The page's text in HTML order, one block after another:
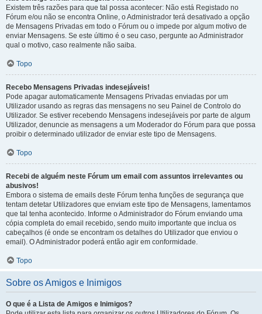
Existem três razões para que tal possa acontecer: Não está Registado no
Fórum e/ou não se encontra Online, o Administrador terá desativado a opção
de Mensagens Privadas em todo o Fórum ou o impede por algum motivo de
enviar Mensagens. Se este último é o seu caso, pergunte ao Administrador
qual o motivo, caso realmente não saiba.
Topo
Recebo Mensagens Privadas indesejáveis!
Pode apagar automaticamente Mensagens Privadas enviadas por um
Utilizador usando as regras das mensagens no seu Painel de Controlo do
Utilizador. Se estiver recebendo Mensagens indesejáveis por parte de algum
Utilizador, denuncie as mensagens a um Moderador do Fórum para que possa
proibir o determinado utilizador de enviar este tipo de Mensagens.
Topo
Recebi de alguém neste Fórum um email com assuntos irrelevantes ou
abusivos!
Embora o sistema de emails deste Fórum tenha funções de segurança que
tentam detetar Utilizadores que enviam este tipo de Mensagens, lamentamos
que tal tenha acontecido. Informe o Administrador do Fórum enviando uma
cópia completa do email recebido, sendo muito importante que inclua os
cabeçalhos (é onde se encontram os detalhes do Utilizador que enviou o
email). O Administrador poderá então agir em conformidade.
Topo
Sobre os Amigos e Inimigos
O que é a Lista de Amigos e Inimigos?